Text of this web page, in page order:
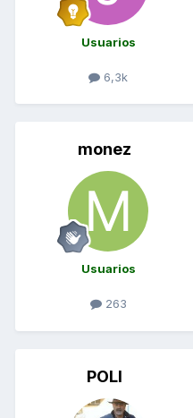
Usuarios
6,3k
monez
Usuarios
263
POLI